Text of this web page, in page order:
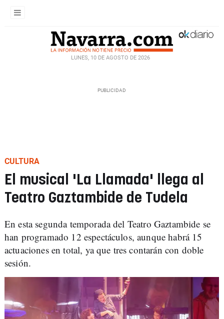
LUNES, 10 DE AGOSTO DE 2026
CULTURA
El musical 'La Llamada' llega al
Teatro Gaztambide de Tudela
En esta segunda temporada del Teatro Gaztambide se
han programado 12 espectáculos, aunque habrá 15
actuaciones en total, ya que tres contarán con doble
sesión.